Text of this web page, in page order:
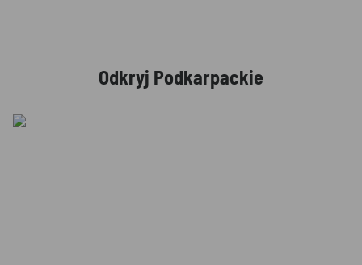
Odkryj Podkarpackie